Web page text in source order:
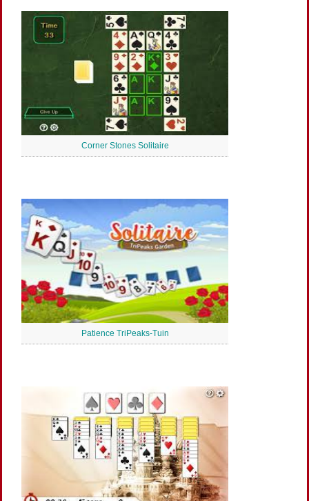
Corner Stones Solitaire
Patience TriPeaks-Tuin